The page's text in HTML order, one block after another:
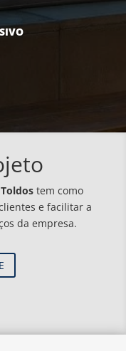
tem como
e facilitar a
da empresa.